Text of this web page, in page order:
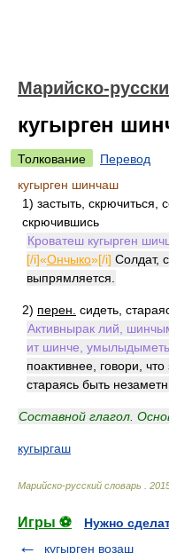
Марийско-
кугырген
Толкование
Перевод
кугырген шинчаш
1) застыть, скрючиться,
скрючившись
Кроватеш кугырген
[/i]«Ончыко»[/i] Солдат,
выпрямляется.
2) перен. сидеть,
Активнырак лий,
ит шинче,
поактивнее, говори,
стараясь быть
Составной глагол.
кугыргаш
Марийско-русский словарь
Игры ⚽
Нужно
кугырген возаш